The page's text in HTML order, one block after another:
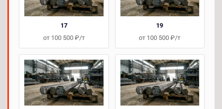
17
от 100 500 ₽/т
19
от 100 500 ₽/т